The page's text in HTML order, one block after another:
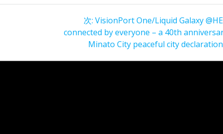
次:次
の
投
VisionPort One/Liquid Galaxy
connected by everyone – a 40th
Minato City peaceful city